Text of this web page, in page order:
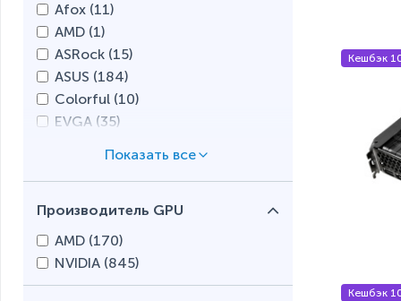
Afox (11)
AMD (1)
ASRock (15)
ASUS (184)
Colorful (10)
EVGA (35)
Inno3D (46)
Manli ( 0)
Maxsun (0)
Производитель GPU
AMD (170)
NVIDIA (845)
Кешбэк
Кешбэк